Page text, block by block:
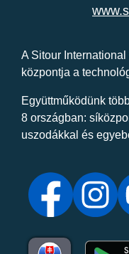
A Sitour
központja a
Együttműködünk
8 országban:
uszodákkal és